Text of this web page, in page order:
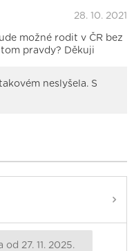
28. 10. 2021
možné rodit v ČR bez
pravdy? Děkuji
neslyšela. S
27. 11. 2025.